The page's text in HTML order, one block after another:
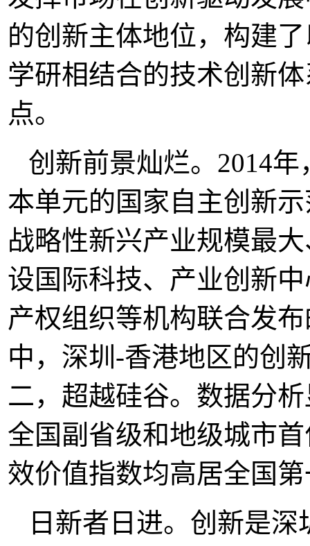
的创新主体地位，构建
学研相结合的技术创新
点。
创新前景灿烂。2014
本单元的国家自主创新
战略性新兴产业规模最
设国际科技、产业创新
产权组织等机构联合发
中，深圳-香港地区的创
二，超越硅谷。数据分
全国副省级和地级城市
效价值指数均高居全国
日新者日进。创新是